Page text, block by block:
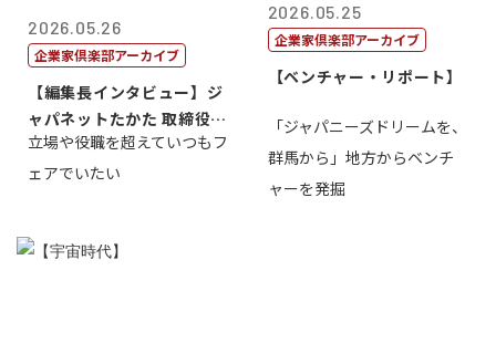
2026.05.26
企業家倶楽部アーカイブ
【編集長インタビュー】ジ
ャパネットたかた 取締役副
社長髙田旭...
立場や役職を超えていつもフ
ェアでいたい
2026.05.25
企業家倶楽部アーカイブ
【ベンチャー・リポート】
「ジャパニーズドリームを、
群馬から」地方からベンチ
ャーを発掘